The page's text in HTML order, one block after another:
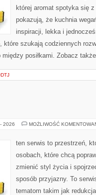
której aromat spotyka się
pokazują, że kuchnia
inspiracji, lekka i
które szukają codziennych
posiłkami. Zobacz
2026 MOŻLIWOŚĆ
ten serwis to przestrzeń,
osobach, które chcą
zmienić styl życia i
sposób przyjazny. To
tematom takim jak